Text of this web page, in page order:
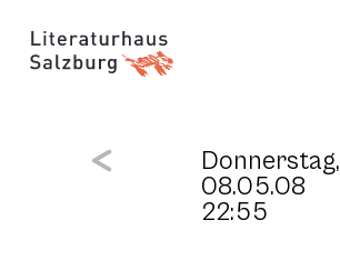
Donnerstag,
08.05.08
22:55